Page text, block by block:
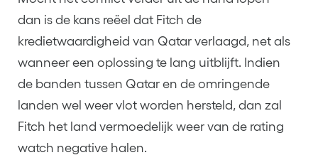
dan is de kans reëel dat Fitch de
kredietwaardigheid van Qatar verlaagd, net als
wanneer een oplossing te lang uitblijft. Indien
de banden tussen Qatar en de omringende
landen wel weer vlot worden hersteld, dan zal
Fitch het land vermoedelijk weer van de rating
watch negative halen.